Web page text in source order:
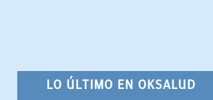
LO ÚLTIMO EN OKSALUD